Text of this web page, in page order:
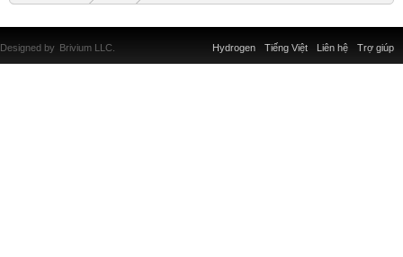
Liên hệ Trợ giúp
Hydrogen Tiếng Việt
Designed by Brivium LLC.